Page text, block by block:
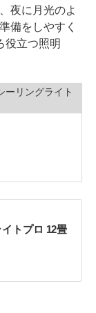
夜に月光のよ
備をしやすく
役立つ照明
リングライト
トプロ 12畳